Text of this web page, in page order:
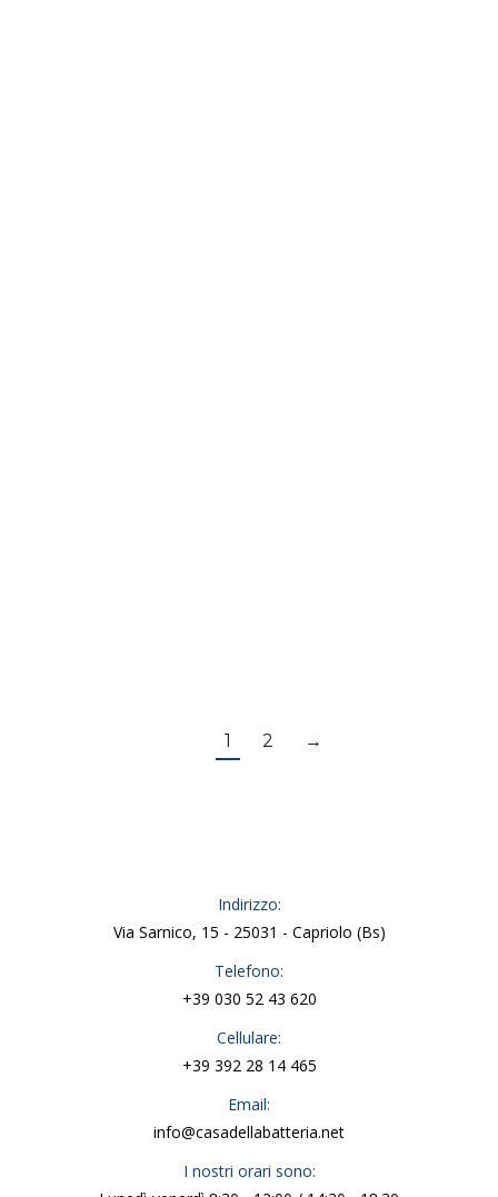
1 2 →
Indirizzo:
Via Sarnico, 15 - 25031 - Capriolo (Bs)
Telefono:
+39 030 52 43 620
Cellulare:
+39 392 28 14 465
Email:
info@casadellabatteria.net
I nostri orari sono: